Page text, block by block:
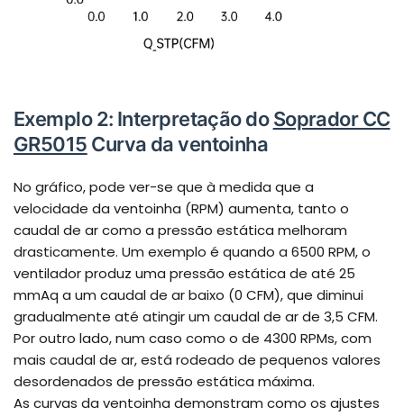
Exemplo 2: Interpretação doSoprador CC
GR5015 Curva da ventoinha
No gráfico, pode ver-se que à medida que a
velocidade da ventoinha (RPM) aumenta, tanto o
caudal de ar como a pressão estática melhoram
drasticamente. Um exemplo é quando a 6500 RPM, o
ventilador produz uma pressão estática de até 25
mmAq a um caudal de ar baixo (0 CFM), que diminui
gradualmente até atingir um caudal de ar de 3,5 CFM.
Por outro lado, num caso como o de 4300 RPMs, com
mais caudal de ar, está rodeado de pequenos valores
desordenados de pressão estática máxima.
As curvas da ventoinha demonstram como os ajustes